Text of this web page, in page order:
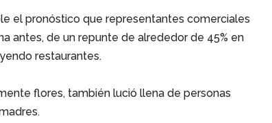
el pronóstico que representantes comerciales
antes, de un repunte de alrededor de 45% en
restaurantes.
flores, también lució llena de personas